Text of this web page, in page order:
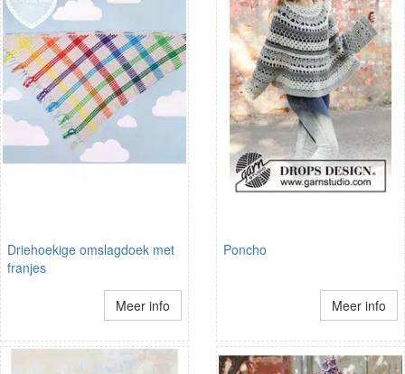
Driehoekige omslagdoek met
franjes
Meer info
Poncho
Meer info